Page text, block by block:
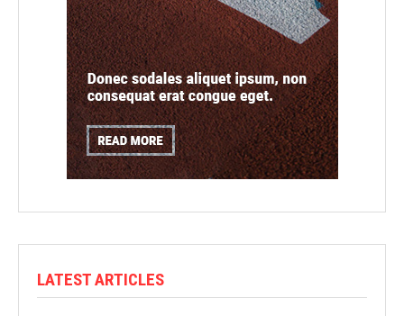
LATEST ARTICLES